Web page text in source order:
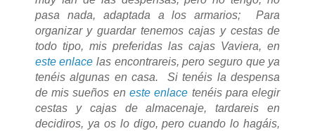
pasa nada, adaptada a los armarios; Para
organizar y guardar tenemos cajas y cestas de
todo tipo, mis preferidas las cajas Vaviera, en
este enlace las encontrareis, pero seguro que ya
tenéis algunas en casa. Si tenéis la despensa
de mis sueños en este enlace tenéis para elegir
cestas y cajas de almacenaje, tardareis en
decidiros, ya os lo digo, pero cuando lo hagáis,